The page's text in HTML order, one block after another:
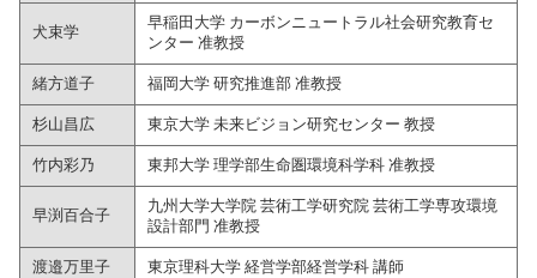
犬束学
早稲田大学 カーボンニュートラル社会研究教育セ
ンター 准教授
緒方道子 福岡大学 研究推進部 准教授
杉山昌広 東京大学 未来ビジョン研究センター 教授
竹内彩乃 東邦大学 理学部生命圏環境科学科 准教授
早渕百合子
九州大学大学院 芸術工学研究院 芸術工学専攻環境
設計部門 准教授
渡邉万里子 東京理科大学 経営学部経営学科 講師